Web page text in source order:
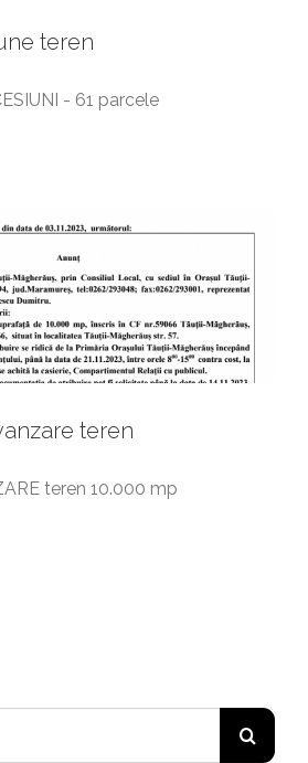
teren
- 61 parcele
teren
teren 10.000 mp